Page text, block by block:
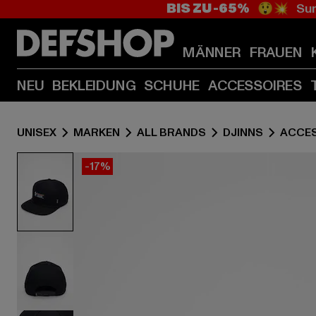
BIS ZU -65% 😲💥
MÄNNER FRAUEN
NEU BEKLEIDUNG SCHUHE ACCESSOIRES
UNISEX MARKEN ALL BRANDS DJINNS
-17%